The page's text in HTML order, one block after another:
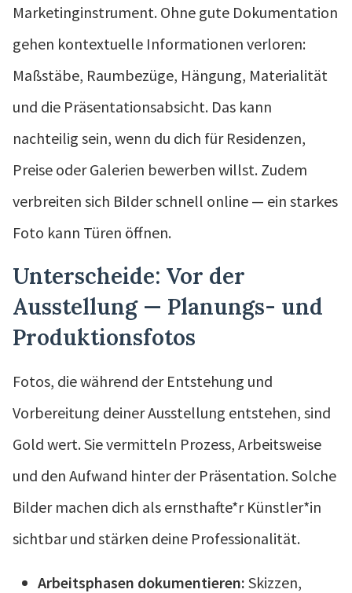
Marketinginstrument. Ohne gute Dokumentation
gehen kontextuelle Informationen verloren:
Maßstäbe, Raumbezüge, Hängung, Materialität
und die Präsentationsabsicht. Das kann
nachteilig sein, wenn du dich für Residenzen,
Preise oder Galerien bewerben willst. Zudem
verbreiten sich Bilder schnell online — ein starkes
Foto kann Türen öffnen.
Unterscheide: Vor der
Ausstellung — Planungs- und
Produktionsfotos
Fotos, die während der Entstehung und
Vorbereitung deiner Ausstellung entstehen, sind
Gold wert. Sie vermitteln Prozess, Arbeitsweise
und den Aufwand hinter der Präsentation. Solche
Bilder machen dich als ernsthafte*r Künstler*in
sichtbar und stärken deine Professionalität.
Arbeitsphasen dokumentieren: Skizzen,